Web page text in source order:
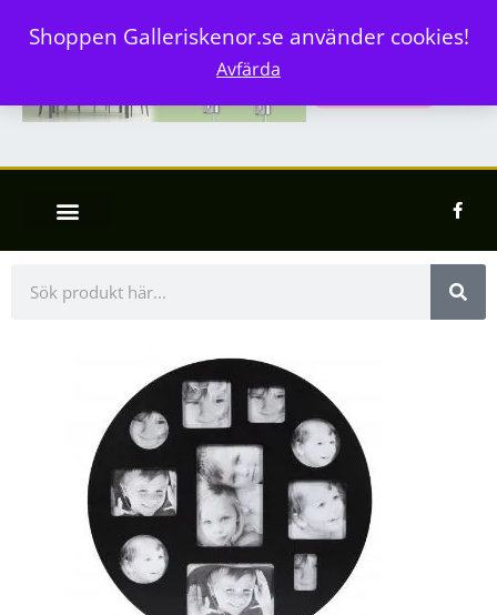
Shoppen Galleriskenor.se använder cookies!
Avfärda